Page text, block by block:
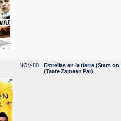
NOV-80
Estrellas en la tierra (Stars on
(Taare Zameen Par)